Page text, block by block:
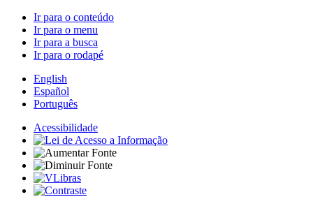
Ir para o conteúdo
Ir para o menu
Ir para a busca
Ir para o rodapé
English
Español
Português
Acessibilidade